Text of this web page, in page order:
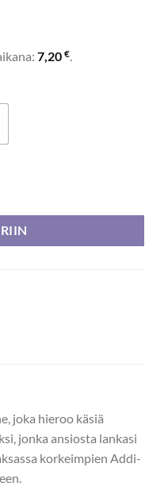
7,20 €.
joka hieroo käsiä
jonka ansiosta lankasi
korkeimpien Addi-